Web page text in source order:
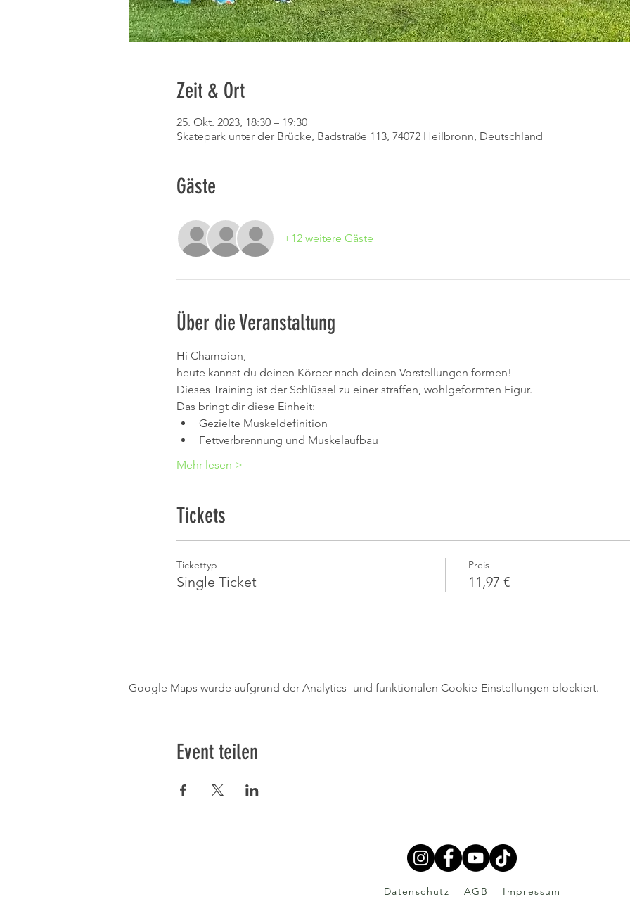
Zeit & Ort
25. Okt. 2023, 18:30 – 19:30
Skatepark unter der Brücke, Badstraße 113, 74072 Heilbronn, Deutschland
Gäste
+12 weitere Gäste
Über die Veranstaltung
Hi Champion,
heute kannst du deinen Körper nach deinen Vorstellungen formen!
Dieses Training ist der Schlüssel zu einer straffen, wohlgeformten Figur.
Das bringt dir diese Einheit:
Gezielte Muskeldefinition
Fettverbrennung und Muskelaufbau
Mehr lesen >
Tickets
Tickettyp
Single Ticket
Preis
11,97 €
Google Maps wurde aufgrund der Analytics- und funktionalen Cookie-Einstellungen blockiert.
Event teilen
Datenschutz AGB Impressum